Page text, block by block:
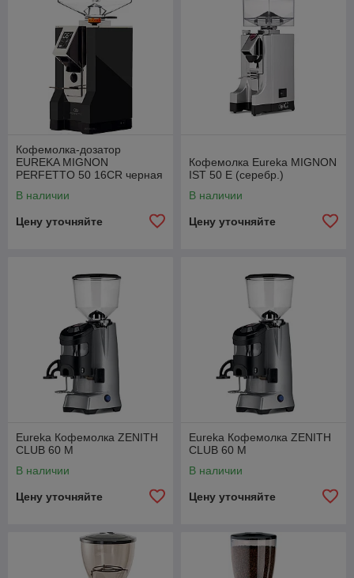
Кофемолка-дозатор
EUREKA MIGNON
PERFETTO 50 16CR черная
В наличии
Цену уточняйте
Кофемолка Eureka MIGNON
IST 50 E (серебр.)
В наличии
Цену уточняйте
Eureka Кофемолка ZENITH
CLUB 60 M
В наличии
Цену уточняйте
Eureka Кофемолка ZENITH
CLUB 60 M
В наличии
Цену уточняйте